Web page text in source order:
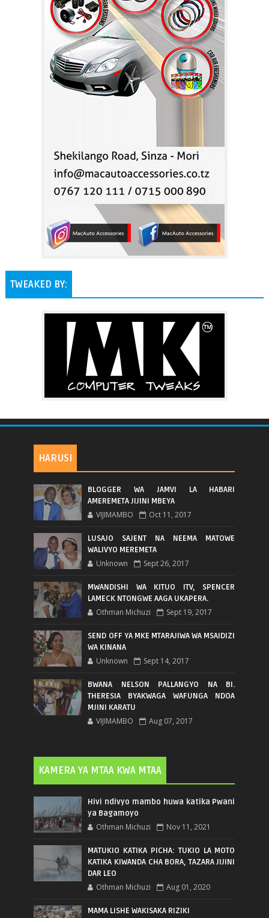
TWEAKED BY:
HARUSI
BLOGGER WA JAMVI LA HABARI
AMEREMETA JIJINI MBEYA
VIJIMAMBO Oct 11, 2017
LUSAJO SAJENT NA NEEMA MATOWE
WALIVYO MEREMETA
Unknown Sept 26, 2017
MWANDISHI WA KITUO ITV, SPENCER
LAMECK NTONGWE AAGA UKAPERA.
Othman Michuzi Sept 19, 2017
SEND OFF YA MKE MTARAJIWA WA MSAIDIZI
WA KINANA
Unknown Sept 14, 2017
BWANA NELSON PALLANGYO NA BI.
THERESIA BYAKWAGA WAFUNGA NDOA
MJINI KARATU
VIJIMAMBO Aug 07, 2017
KAMERA YA MTAA KWA MTAA
Hivi ndivyo mambo huwa katika Pwani
ya Bagamoyo
Othman Michuzi Nov 11, 2021
MATUKIO KATIKA PICHA: TUKIO LA MOTO
KATIKA KIWANDA CHA BORA, TAZARA JIJINI
DAR LEO
Othman Michuzi Aug 01, 2020
MAMA LISHE WAKISAKA RIZIKI